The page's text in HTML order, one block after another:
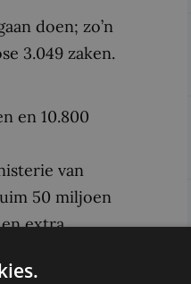
doen; zo’n
3.049 zaken.
en 10.800
van
50 miljoen
extra